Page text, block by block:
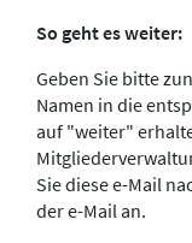
So geht es weiter:
Geben Sie bitte
Namen in die
auf "weiter"
Sie diese e-Mail
der e-Mail an.